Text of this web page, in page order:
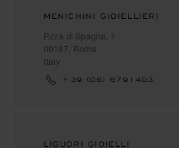
MENICHINI GIOIELLIERI
P.zza di Spagna, 1
00187, Roma
Italy
+39 (06) 6791403
LIGUORI GIOIELLI